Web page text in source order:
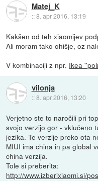
Matej_K
::8. apr 2016, 13:19
Kakšen od teh xiaomijev
Ali moram tako ohišje, oz
V kombinaciji z npr. Ikea
vilonja
::8. apr 2016, 13:20
Verjetno ste to naročili pri
svojo verzijo gor - vklučeno
jezika. Te verzije preko ota
MIUI ima china in pa global
china verzija.
Tole si preberita:
http://www.izberixiaomi.si/